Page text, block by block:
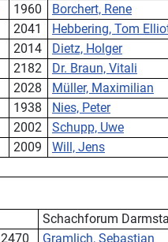
1960
Borchert, Rene
2041
Hebbering, Tom
2014
Dietz, Holger
2182
Dr. Braun, Vitali
2028
Müller, Maximilian
1938
Nies, Peter
2002
Schupp, Uwe
2009
Will, Jens
Schachforum
2470
Gramlich, Sebastian